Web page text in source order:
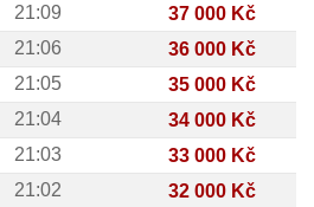
21:09
37 000 Kč
21:06
36 000 Kč
21:05
35 000 Kč
21:04
34 000 Kč
21:03
33 000 Kč
21:02
32 000 Kč